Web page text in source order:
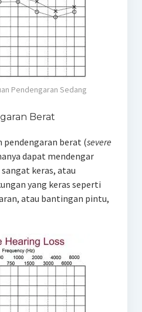
Pendengaran Sedang
Berat
pendengaran berat (severe
dapat mendengar
keras, atau
yang keras seperti
atau bantingan pintu,